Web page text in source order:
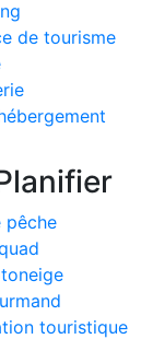
de tourisme
pêche
touristique